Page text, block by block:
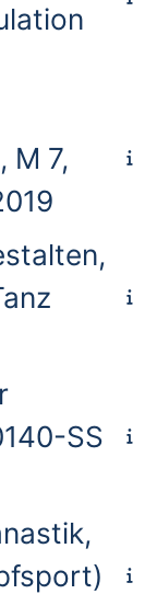
M 7,
SS